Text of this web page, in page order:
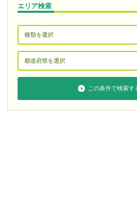
エリア検索
この条件で検索す